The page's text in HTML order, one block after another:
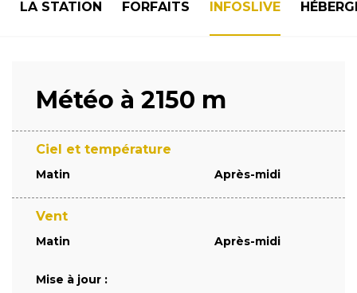
LA STATION FORFAITS INFOSLIVE
Météo à 2150 m
Ciel et température
Matin Après-midi
Vent
Matin Après-midi
Mise à jour :